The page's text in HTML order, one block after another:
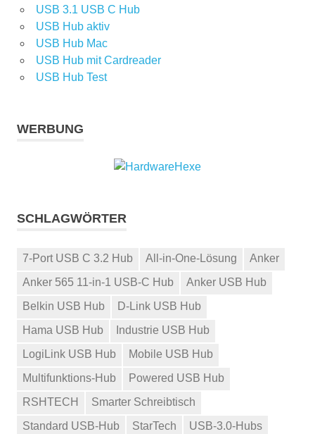
USB 3.1 USB C Hub
USB Hub aktiv
USB Hub Mac
USB Hub mit Cardreader
USB Hub Test
WERBUNG
SCHLAGWÖRTER
7-Port USB C 3.2 Hub All-in-One-Lösung
Anker
Anker 565 11-in-1 USB-C Hub
Anker USB Hub
Belkin USB Hub
D-Link USB Hub
Hama USB Hub
Industrie USB Hub
LogiLink USB Hub
Mobile USB Hub
Multifunktions-Hub
Powered USB Hub
RSHTECH
Smarter Schreibtisch
Standard USB-Hub
StarTech
USB-3.0-Hubs